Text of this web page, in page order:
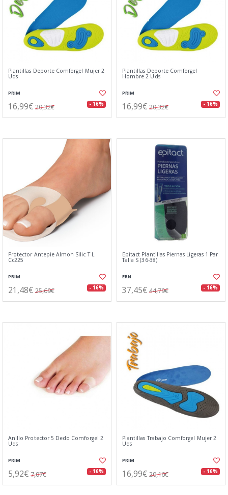
Plantillas Deporte Comforgel Mujer 2
Uds
PRIM
16,99€ 20,32€ - 16%
Plantillas Deporte Comforgel
Hombre 2 Uds
PRIM
16,99€ 20,32€ - 16%
Protector Antepie Almoh Silic T L
Cc225
PRIM
21,48€ 25,69€ - 16%
Epitact Plantillas Piernas Ligeras 1 Par
Talla S (36-38)
ERN
37,45€ 44,79€ - 16%
Anillo Protector 5 Dedo Comforgel 2
Uds
PRIM
5,92€ 7,07€ - 16%
Plantillas Trabajo Comforgel Mujer 2
Uds
PRIM
16,99€ 20,16€ - 16%